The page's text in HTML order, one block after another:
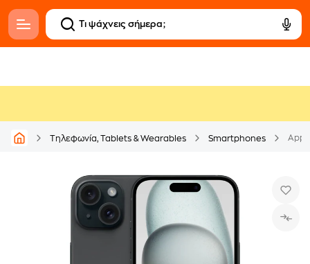
Τηλεφωνία, Tablets & Wearables Smartphones